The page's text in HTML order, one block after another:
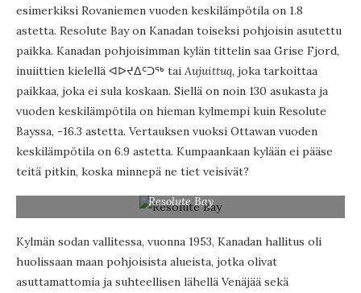
esimerkiksi Rovaniemen vuoden keskilämpötila on 1.8
astetta. Resolute Bay on Kanadan toiseksi pohjoisin asutettu
paikka. Kanadan pohjoisimman kylän tittelin saa Grise Fjord,
inuiittien kielellä ᐊᐅᔪᐃᑦᑐᖅ tai Aujuittuq, joka tarkoittaa
paikkaa, joka ei sula koskaan. Siellä on noin 130 asukasta ja
vuoden keskilämpötila on hieman kylmempi kuin Resolute
Bayssa, -16.3 astetta. Vertauksen vuoksi Ottawan vuoden
keskilämpötila on 6.9 astetta. Kumpaankaan kylään ei pääse
teitä pitkin, koska minnepä ne tiet veisivät?
Resolute Bay
Kylmän sodan vallitessa, vuonna 1953, Kanadan hallitus oli
huolissaan maan pohjoisista alueista, jotka olivat
asuttamattomia ja suhteellisen lähellä Venäjää sekä